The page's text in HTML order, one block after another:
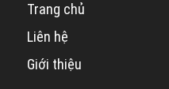
Trang chủ
Liên hệ
Giới thiệu